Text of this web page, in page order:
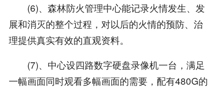
(6)、森林防火管理中心能记录火情发生、发
展和消灭的整个过程，对以后的火情的预防、治
理提供真实有效的直观资料。
(7)、中心设四路数字硬盘录像机一台，满足
一幅画面同时观看多幅画面的需要，配有480G的